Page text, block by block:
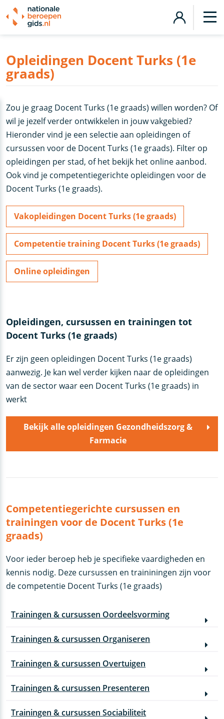
Opleidingen Docent Turks (1e
graads)
Zou je graag Docent Turks (1e graads) willen worden? Of
wil je jezelf verder ontwikkelen in jouw vakgebied?
Hieronder vind je een selectie aan opleidingen of
cursussen voor de Docent Turks (1e graads). Filter op
opleidingen per stad, of het bekijk het online aanbod.
Ook vind je competentiegerichte opleidingen voor de
Docent Turks (1e graads).
Vakopleidingen Docent Turks (1e graads)
Competentie training Docent Turks (1e graads)
Online opleidingen
Opleidingen, cursussen en trainingen tot
Docent Turks (1e graads)
Er zijn geen opleidingen Docent Turks (1e graads)
aanwezig. Je kan wel verder kijken naar de opleidingen
van de sector waar een Docent Turks (1e graads) in
werkt
Bekijk alle opleidingen Gezondheidszorg &
Farmacie
Competentiegerichte cursussen en
trainingen voor de Docent Turks (1e
graads)
Voor ieder beroep heb je specifieke vaardigheden en
kennis nodig. Deze cursussen en traininingen zijn voor
de competentie Docent Turks (1e graads)
Trainingen & cursussen Oordeelsvorming
Trainingen & cursussen Organiseren
Trainingen & cursussen Overtuigen
Trainingen & cursussen Presenteren
Trainingen & cursussen Sociabiliteit